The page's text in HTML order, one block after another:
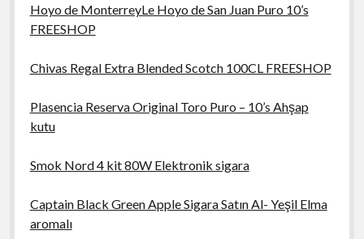
Hoyo de MonterreyLe Hoyo de San Juan Puro 10’s
FREESHOP
Chivas Regal Extra Blended Scotch 100CL FREESHOP
Plasencia Reserva Original Toro Puro – 10’s Ahşap
kutu
Smok Nord 4 kit 80W Elektronik sigara
Captain Black Green Apple Sigara Satın Al- Yeşil Elma
aromalı